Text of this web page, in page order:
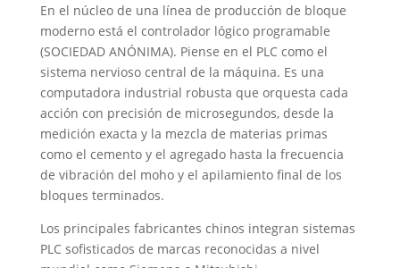
En el núcleo de una línea de producción de bloque
moderno está el controlador lógico programable
(SOCIEDAD ANÓNIMA). Piense en el PLC como el
sistema nervioso central de la máquina. Es una
computadora industrial robusta que orquesta cada
acción con precisión de microsegundos, desde la
medición exacta y la mezcla de materias primas
como el cemento y el agregado hasta la frecuencia
de vibración del moho y el apilamiento final de los
bloques terminados.
Los principales fabricantes chinos integran sistemas
PLC sofisticados de marcas reconocidas a nivel